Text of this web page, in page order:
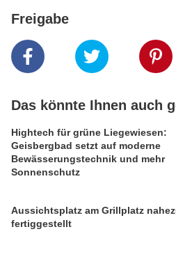
Freigabe
Das könnte Ihnen auch
Hightech für grüne Liegewiesen:
Geisbergbad setzt auf moderne
Bewässerungstechnik und mehr
Sonnenschutz
Aussichtsplatz am Grillplatz
fertiggestellt